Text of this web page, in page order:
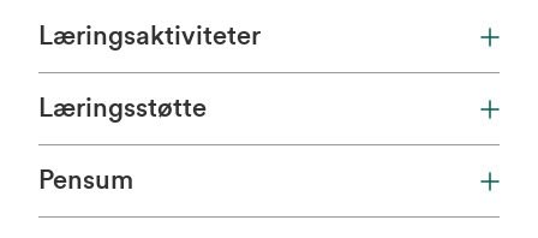
Læringsaktiviteter
Læringsstøtte
Pensum